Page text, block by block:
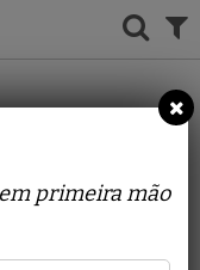
primeira mão